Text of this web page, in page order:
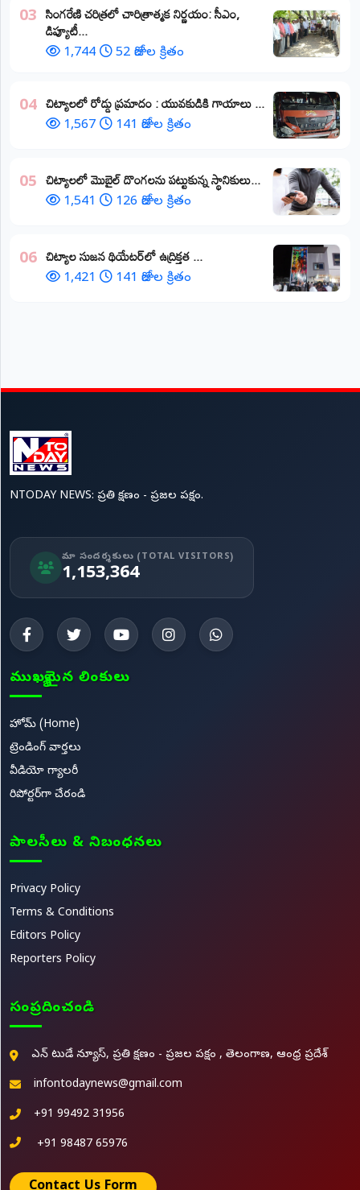
03 ​సింగరేణి చరిత్రలో చారిత్రాత్మక నిర్ణయం: సీఎం,
డిప్యూటీ...
1,744 52 రోజుల క్రితం
04 చిట్యాలలో రోడ్డు ప్రమాదం : యువకుడికి గాయాలు ​...
1,567 141 రోజుల క్రితం
05 చిట్యాలలో మొబైల్ దొంగలను పట్టుకున్న స్థానికులు...
1,541 126 రోజుల క్రితం
06 చిట్యాల సుజన థియేటర్‌లో ఉద్రిక్తత ...
1,421 141 రోజుల క్రితం
NTODAY NEWS: ప్రతి క్షణం - ప్రజల పక్షం.
మా సందర్శకులు (TOTAL VISITORS)
1,153,364
ముఖ్యమైన లింకులు
హోమ్ (Home)
ట్రెండింగ్ వార్తలు
వీడియో గ్యాలరీ
రిపోర్టర్‌గా చేరండి
పాలసీలు & నిబంధనలు
Privacy Policy
Terms & Conditions
Editors Policy
Reporters Policy
సంప్రదించండి
ఎన్ టుడే న్యూస్, ప్రతి క్షణం - ప్రజల పక్షం , తెలంగాణ, ఆంధ్ర ప్రదేశ్
infontodaynews@gmail.com
+91 99492 31956
+91 98487 65976